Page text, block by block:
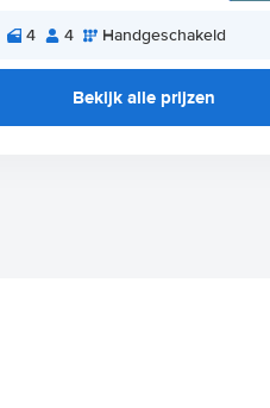
4 4 Handgeschakeld
Bekijk alle prijzen